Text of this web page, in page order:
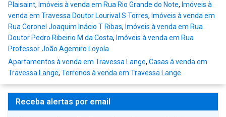
Plaisaint, Imóveis à venda em Rua Rio Grande do Note, Imóveis à
venda em Travessa Doutor Lourival S Torres, Imóveis à venda em
Rua Coronel Joaquim Inácio T Ribas, Imóveis à venda em Rua
Doutor Pedro Ribeirio M da Costa, Imóveis à venda em Rua
Professor João Agemiro Loyola
Apartamentos à venda em Travessa Lange, Casas à venda em
Travessa Lange, Terrenos à venda em Travessa Lange
Receba alertas por email